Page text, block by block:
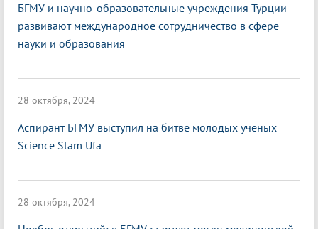
БГМУ и научно-образовательные учреждения Турции
развивают международное сотрудничество в сфере
науки и образования
28 октября, 2024
Аспирант БГМУ выступил на битве молодых ученых
Science Slam Ufa
28 октября, 2024